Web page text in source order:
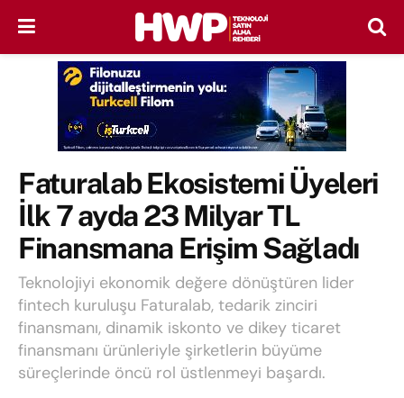
Faturalab Ekosistemi Üyeleri
İlk 7 ayda 23 Milyar TL
Finansmana Erişim Sağladı
Teknolojiyi ekonomik değere dönüştüren lider
fintech kuruluşu Faturalab, tedarik zinciri
finansmanı, dinamik iskonto ve dikey ticaret
finansmanı ürünleriyle şirketlerin büyüme
süreçlerinde öncü rol üstlenmeyi başardı.